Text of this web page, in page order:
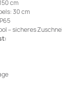
cm
30 cm
– sicheres